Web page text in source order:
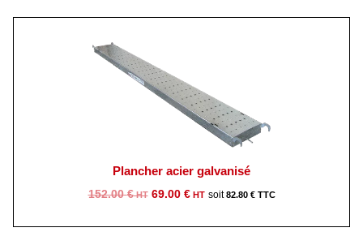
Plancher acier galvanisé
152.00€
Le
69.00 €
Le
82.80 €